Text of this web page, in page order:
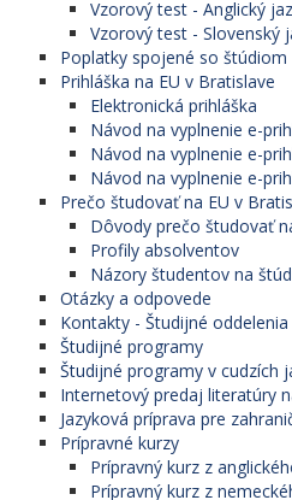
Vzorový test - Anglický
Vzorový test - Slovenský
Poplatky spojené so štúdiom
Prihláška na EU v Bratislave
Elektronická prihláška
Návod na vyplnenie e-
Návod na vyplnenie e-
Návod na vyplnenie e-
Prečo študovať na EU v
Dôvody prečo študovať
Profily absolventov
Názory študentov na
Otázky a odpovede
Kontakty - Študijné oddelenia
Študijné programy
Študijné programy v cudzích
Internetový predaj literatúry
Jazyková príprava pre
Prípravné kurzy
Prípravný kurz z
Prípravný kurz z